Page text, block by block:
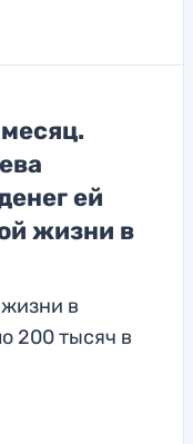
ей
жизни в
в
200 тысяч в